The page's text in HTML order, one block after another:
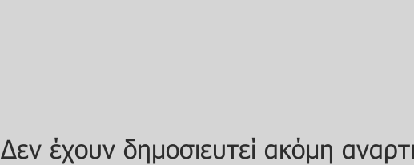
Δεν έχουν δημοσιευτεί ακόμη